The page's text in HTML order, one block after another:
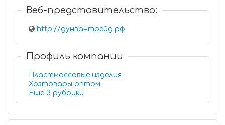
Веб-представительство:
http://дунвантрейд.рф
Профиль компании
Пластмассовые изделия
Хозтовары оптом
Еще 3 рубрики